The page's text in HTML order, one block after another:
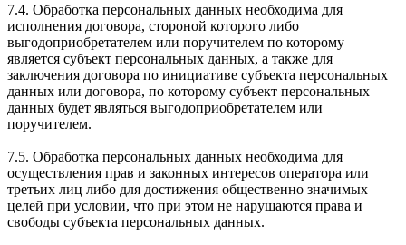
7.4. Обработка персональных данных необходима для
исполнения договора, стороной которого либо
выгодоприобретателем или поручителем по которому
является субъект персональных данных, а также для
заключения договора по инициативе субъекта персональных
данных или договора, по которому субъект персональных
данных будет являться выгодоприобретателем или
поручителем.
7.5. Обработка персональных данных необходима для
осуществления прав и законных интересов оператора или
третьих лиц либо для достижения общественно значимых
целей при условии, что при этом не нарушаются права и
свободы субъекта персональных данных.